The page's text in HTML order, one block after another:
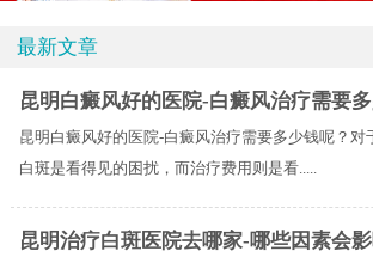
最新文章
昆明白癜风好的医院-白癜风治疗需要
昆明白癜风好的医院-白癜风治疗需要多少钱呢？对
白斑是看得见的困扰，而治疗费用则是看.....
昆明治疗白斑医院去哪家-哪些因素会